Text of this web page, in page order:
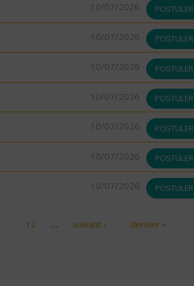
10/07/2026 POSTULER
10/07/2026 POSTULER
10/07/2026 POSTULER
10/07/2026 POSTULER
10/07/2026 POSTULER
10/07/2026 POSTULER
10/07/2026 POSTULER
12 … suivant › dernier »